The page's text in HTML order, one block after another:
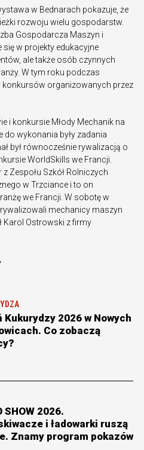
w Bednarach pokazuje, że
rozwoju wielu gospodarstw.
Gospodarcza Maszyn i
się w projekty edukacyjne
ale także osób czynnych
W tym roku podczas
konkursów organizowanych przez
i konkursie Młody Mechanik na
do wykonania były zadania
był równocześnie rywalizacją o
WorldSkills we Francji.
Zespołu Szkół Rolniczych
w Trzciance i to on
we Francji. W sobotę w
mechanicy maszyn
Karol Ostrowski z firmy
Kukurydzy 2026 w Nowych
Co zobaczą
SHOW 2026.
i ładowarki ruszą
Znamy program pokazów